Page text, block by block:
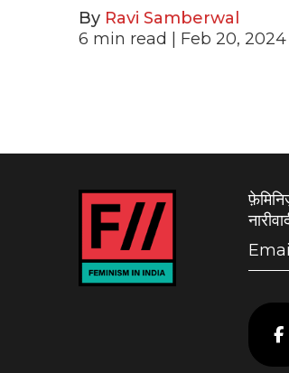
By Ravi Samberwal
6 min read | Feb 20, 2024